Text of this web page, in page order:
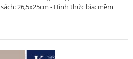
26,5x25cm - Hình thức bìa: mềm